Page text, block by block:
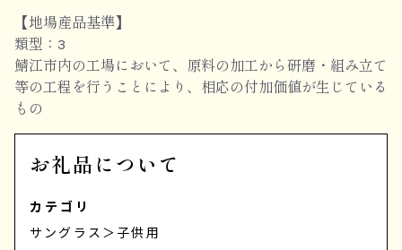
【地場産品基準】
類型：3
鯖江市内の工場において、原料の加工から研磨・組み立て
等の工程を行うことにより、相応の付加価値が生じている
もの
お礼品について
カテゴリ
サングラス ＞ 子供用